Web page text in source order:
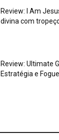
Review: I Am
divina com
Review: Ultimate
Estratégia e